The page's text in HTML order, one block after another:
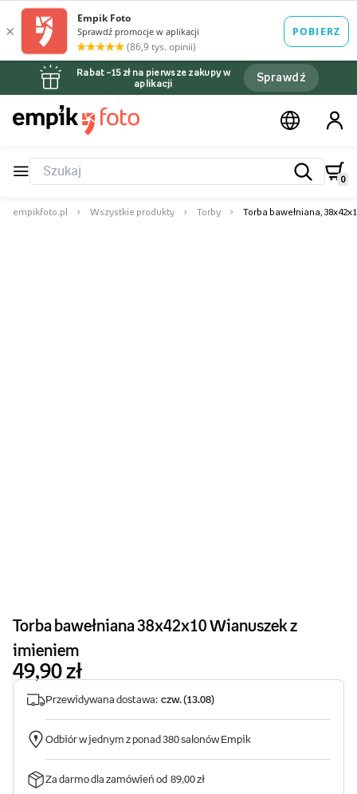
Rabat –15 zł na pierwsze zakupy w
aplikacji
Sprawdź
0
empikfoto.pl Wszystkie produkty Torby Torba bawełniana,